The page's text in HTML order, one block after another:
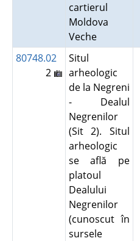
cartierul
Moldova
Veche
80748.02
2
Situl
arheologic
de la Negreni
- Dealul
Negrenilor
(Sit 2). Situl
arheologic
se află pe
platoul
Dealului
Negrenilor
(cunoscut în
sursele